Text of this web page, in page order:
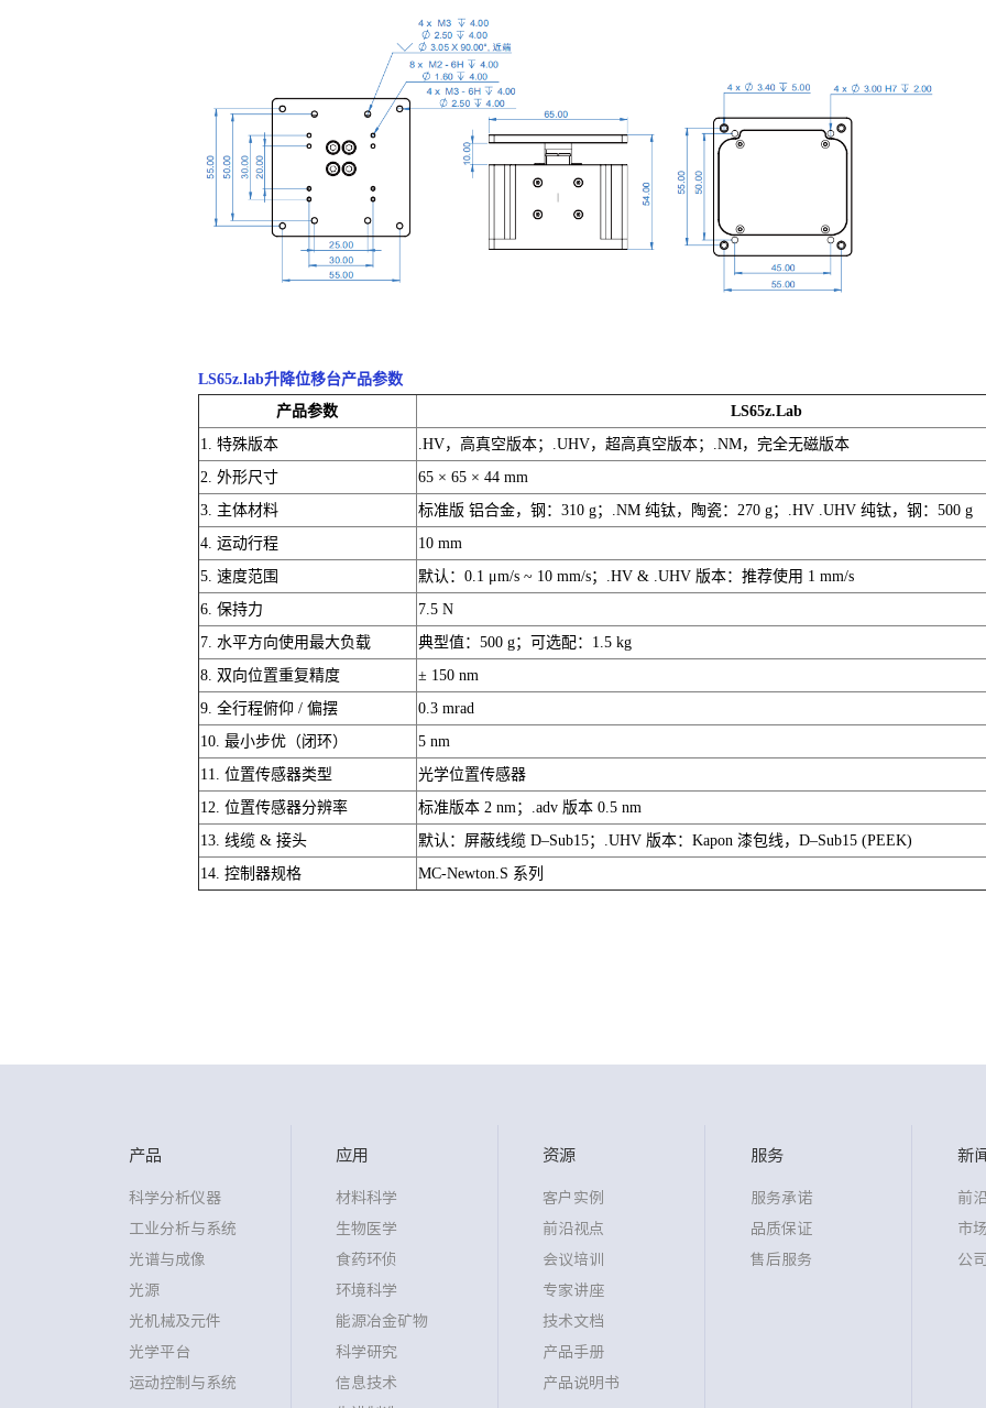
LS65z.lab升降位移台产品参数
产品参数
LS65z.Lab
1. 特殊版本
.HV，高真空版本；.UHV，超高真空版本；.NM，完全无磁版本
2. 外形尺寸
65 × 65 × 44 mm
3. 主体材料
标准版 铝合金，钢：310 g；.NM 纯钛，陶瓷：270 g；.HV .UHV 纯钛，钢：500 g
4. 运动行程
10 mm
5. 速度范围
默认：0.1 μm/s ~ 10 mm/s；.HV & .UHV 版本：推荐使用 1 mm/s
6. 保持力
7.5 N
7. 水平方向使用最大负载
典型值：500 g；可选配：1.5 kg
8. 双向位置重复精度
± 150 nm
9. 全行程俯仰 / 偏摆
0.3 mrad
10. 最小步优（闭环）
5 nm
11. 位置传感器类型
光学位置传感器
12. 位置传感器分辨率
标准版本 2 nm；.adv 版本 0.5 nm
13. 线缆 & 接头
默认：屏蔽线缆 D–Sub15；.UHV 版本：Kapon 漆包线，D–Sub15 (PEEK)
14. 控制器规格
MC-Newton.S 系列
产品
科学分析仪器
工业分析与系统
光谱与成像
光源
光机械及元件
光学平台
运动控制与系统
应用
材料科学
生物医学
食药环侦
环境科学
能源冶金矿物
科学研究
信息技术
资源
客户实例
前沿视点
会议培训
专家讲座
技术文档
产品手册
产品说明书
服务
服务承诺
品质保证
售后服务
新
前
市
公